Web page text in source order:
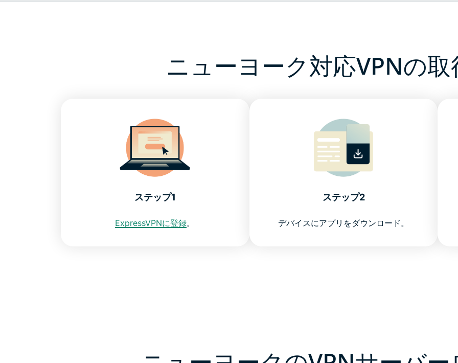
ニューヨーク対応VPNの
ステップ1
ExpressVPNに登録。
ステップ2
デバイスにアプリをダウンロード。